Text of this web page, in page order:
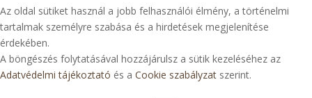
Az oldal sütiket használ a jobb felhasználói élmény, a történelmi
tartalmak személyre szabása és a hirdetések megjelenítése
érdekében.
A böngészés folytatásával hozzájárulsz a sütik kezeléséhez az
Adatvédelmi tájékoztató és a Cookie szabályzat szerint.